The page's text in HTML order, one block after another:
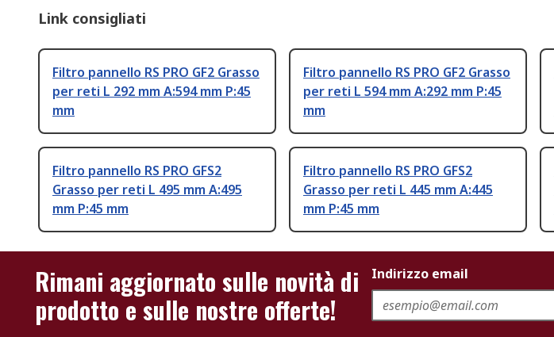
Link consigliati
Filtro pannello RS PRO GF2 Grasso
per reti L 292 mm A:594 mm P:45
mm
Filtro pannello RS PRO GF2 Grasso
per reti L 594 mm A:292 mm P:45
mm
Filtro pannello RS PRO GFS2
Grasso per reti L 495 mm A:495
mm P:45 mm
Filtro pannello RS PRO GFS2
Grasso per reti L 445 mm A:445
mm P:45 mm
Rimani aggiornato sulle novità di
prodotto e sulle nostre offerte!
Indirizzo email